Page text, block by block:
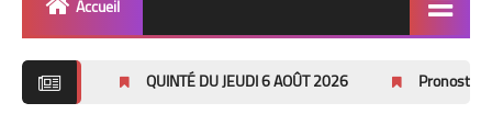
Accueil
QUINTÉ DU JEUDI 6 AOÛT 2026 Pronostics Pmu Quinté du